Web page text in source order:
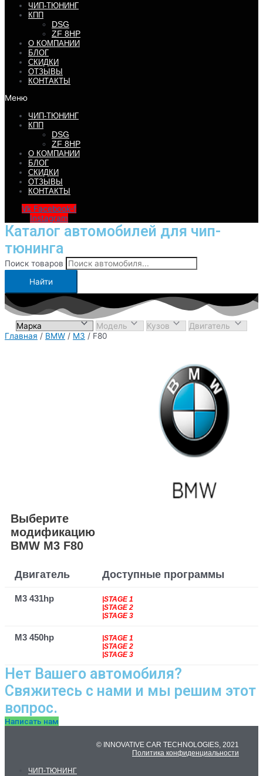
ЧИП-ТЮНИНГ
КПП
DSG
ZF 8HP
О КОМПАНИИ
БЛОГ
СКИДКИ
ОТЗЫВЫ
КОНТАКТЫ
Меню
ЧИП-ТЮНИНГ
КПП
DSG
ZF 8HP
О КОМПАНИИ
БЛОГ
СКИДКИ
ОТЗЫВЫ
КОНТАКТЫ
Vk Facebook-f
Instagram
Каталог автомобилей для чип-
тюнинга
Поиск товаров
Найти
Главная / BMW / M3 / F80
Выберите
модификацию
BMW M3 F80
Двигатель Доступные программы
M3 431hp
|STAGE 1
|STAGE 2
|STAGE 3
M3 450hp
|STAGE 1
|STAGE 2
|STAGE 3
Нет Вашего автомобиля?
Свяжитесь с нами и мы решим этот
вопрос.
Написать нам
© INNOVATIVE CAR TECHNOLOGIES, 2021
Политика конфиденциальности
ЧИП-ТЮНИНГ